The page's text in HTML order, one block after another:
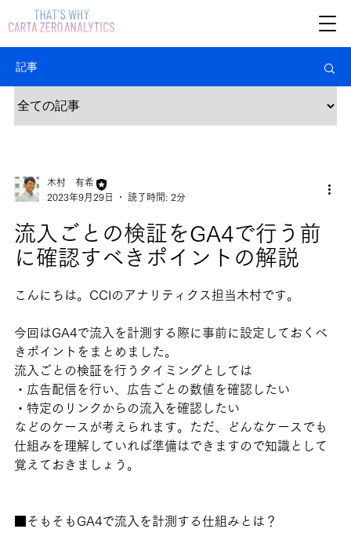
記事
木村 有希
2023年9月29日
読了時間: 2分
流入ごとの検証をGA4で行う前
に確認すべきポイントの解説
こんにちは。CCIのアナリティクス担当木村です。
今回はGA4で流入を計測する際に事前に設定しておくべ
きポイントをまとめました。
流入ごとの検証を行うタイミングとしては
・広告配信を行い、広告ごとの数値を確認したい
・特定のリンクからの流入を確認したい
などのケースが考えられます。ただ、どんなケースでも
仕組みを理解していれば準備はできますので知識として
覚えておきましょう。
■そもそもGA4で流入を計測する仕組みとは？